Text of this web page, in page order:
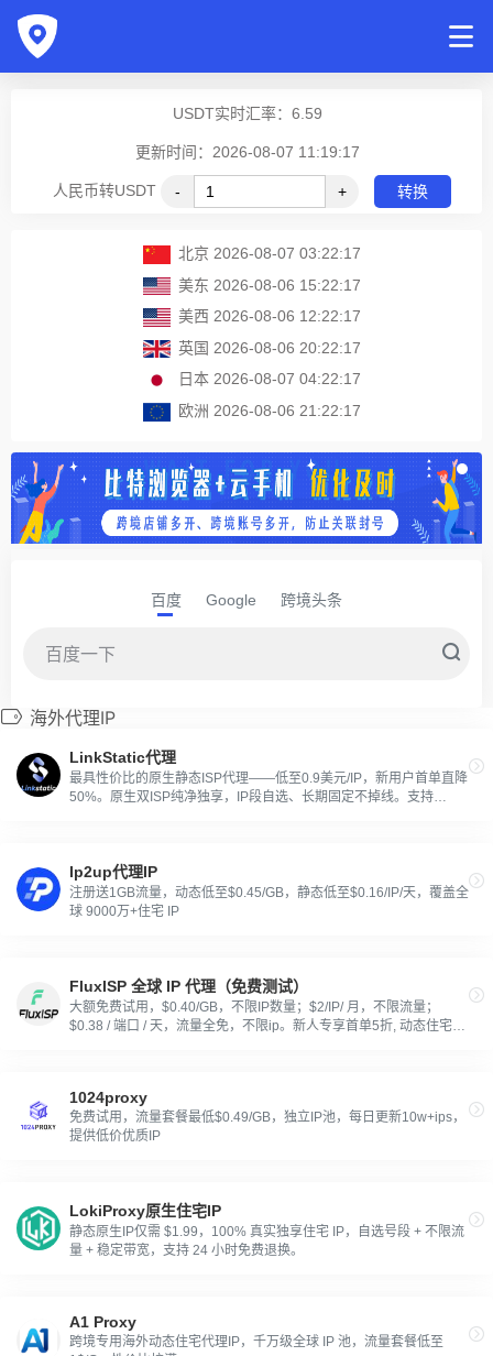
USDT实时汇率： 6.59
更新时间：2026-08-07 11:19:17
人民币转USDT - + 转换
北京 2026-08-07 03:22:17
美东 2026-08-06 15:22:17
美西 2026-08-06 12:22:17
英国 2026-08-06 20:22:17
日本 2026-08-07 04:22:17
欧洲 2026-08-06 21:22:17
百度 Google 跨境头条
海外代理IP
LinkStatic代理
最具性价比的原生静态ISP代理——低至0.9美元/IP，新用户首单直降
50%。原生双ISP纯净独享，IP段自选、长期固定不掉线。支持
Ip2up代理IP
注册送1GB流量，动态低至$0.45/GB，静态低至$0.16/IP/天，覆盖全
球 9000万+住宅 IP
FluxISP 全球 IP 代理（免费测试）
大额免费试用，$0.40/GB，不限IP数量；$2/IP/ 月，不限流量；
$0.38 / 端口 / 天，流量全免，不限ip。新人专享首单5折, 动态住宅流
1024proxy
免费试用，流量套餐最低$0.49/GB，独立IP池，每日更新10w+ips，
提供低价优质IP
LokiProxy原生住宅IP
静态原生IP仅需 $1.99，100% 真实独享住宅 IP，自选号段 + 不限流
量 + 稳定带宽，支持 24 小时免费退换。
A1 Proxy
跨境专用海外动态住宅代理IP，千万级全球 IP 池，流量套餐低至